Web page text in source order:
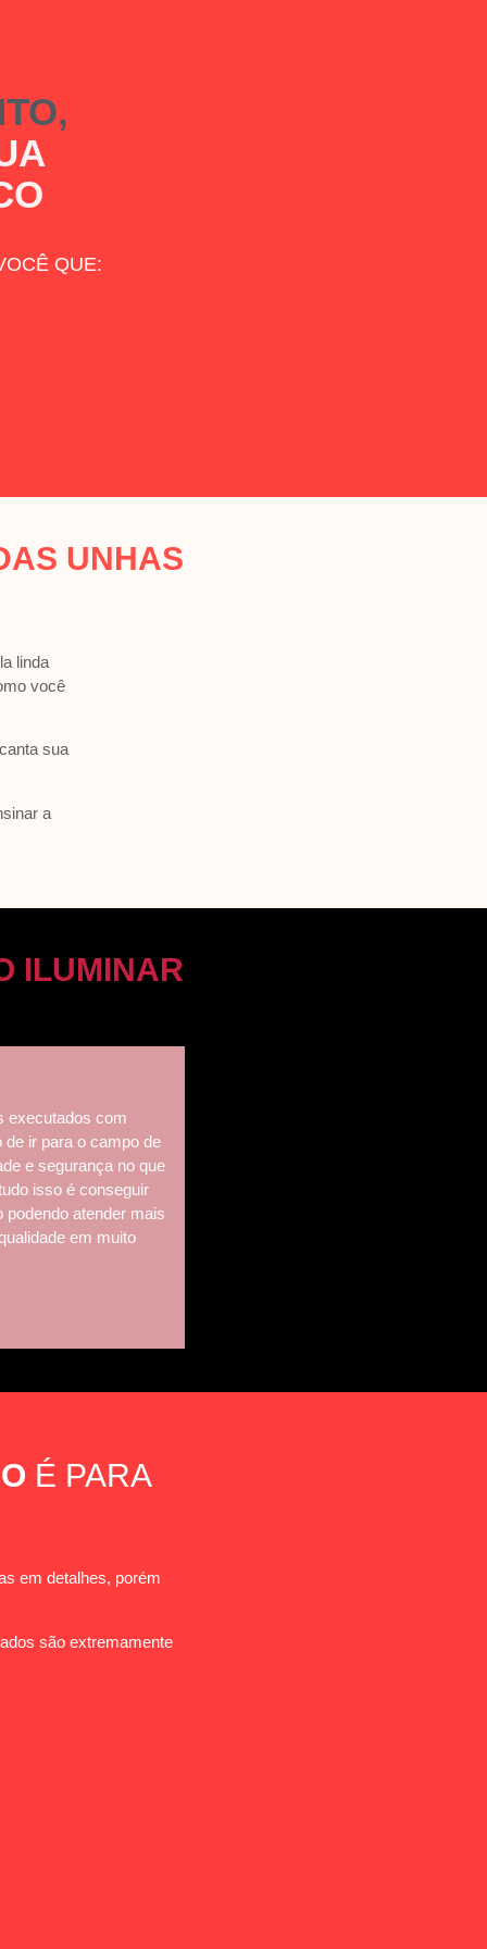
QUE:
UNHAS
linda
você
sua
a
ILUMINAR
executados com
ir para o campo de
e segurança no que
isso é conseguir
atender mais
em muito
É PARA
em detalhes, porém
são extremamente